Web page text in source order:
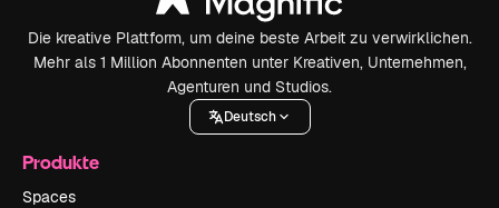
Die kreative Plattform, um deine beste Arbeit zu verwirklichen.
Mehr als 1 Million Abonnenten unter Kreativen, Unternehmen,
Agenturen und Studios.
Deutsch
Produkte
Spaces